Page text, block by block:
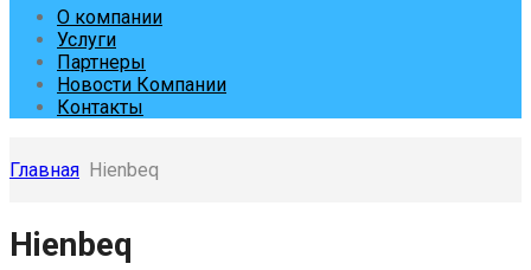
О компании
Услуги
Партнеры
Новости Компании
Контакты
Главная Hienbeq
Skip
toHienbeq